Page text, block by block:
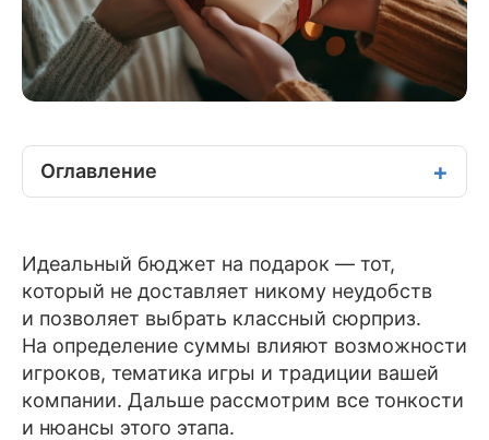
Оглавление
Идеальный бюджет на подарок — тот,
который не доставляет никому неудобств
и позволяет выбрать классный сюрприз.
На определение суммы влияют возможности
игроков, тематика игры и традиции вашей
компании. Дальше рассмотрим все тонкости
и нюансы этого этапа.